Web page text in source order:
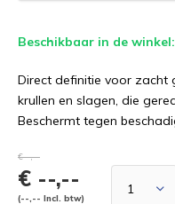
Beschikbaar in de winkel:
Direct definitie voor zacht
krullen en slagen, die
Beschermt tegen
€--,--
€ --,--
(--,-- Incl. btw)